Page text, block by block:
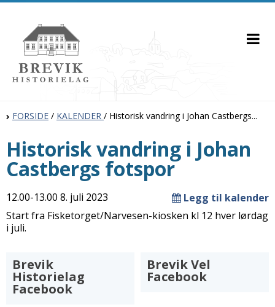
FORSIDE / KALENDER / Historisk vandring i Johan Castbergs...
Historisk vandring i Johan
Castbergs fotspor
12.00-13.00 8. juli 2023
Legg til kalender
Start fra Fisketorget/Narvesen-kiosken kl 12 hver lørdag
i juli.
Brevik
Historielag
Facebook
Brevik Vel
Facebook